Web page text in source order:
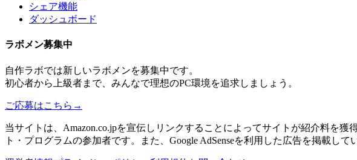
シェア機能
ダッシュボード
ラボメン募集中
自作ラボでは新しいラボメンを募集中です。
初心者から上級者まで、みんなで理想のPC環境を追求しましょう。
ご応募はこちら →
当サイトは、Amazon.co.jpを宣伝しリンクすることによってサイトが紹介料を
ト・プログラムの参加者です。また、Google AdSenseを利用した広告を掲載して